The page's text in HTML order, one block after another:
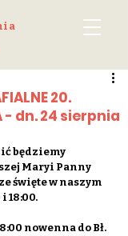
20.
- dn. 24 sierpnia
będziemy
Maryi Panny
święte w naszym
18:00.
nowenna do Bł.